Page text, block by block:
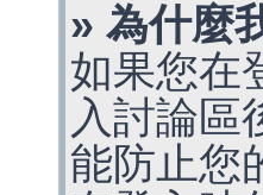
» 為什麼
如果您在
入討論區
能防止您